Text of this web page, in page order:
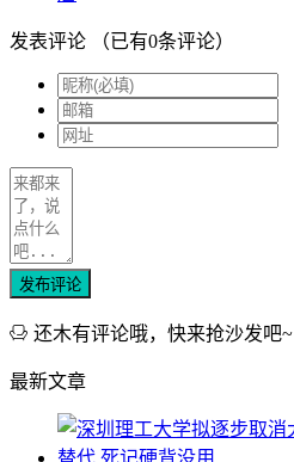
发表评论 （已有0条评论）
发布评论
还木有评论哦，快来抢沙发吧~
最新文章